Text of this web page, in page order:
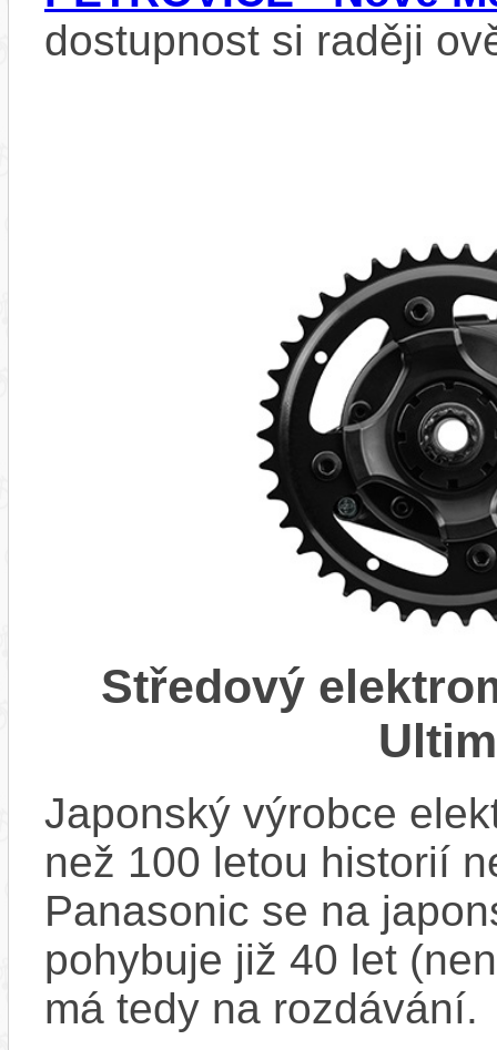
dostupnost si raději
Středový
Japonský výrobce
než 100 letou historií
Panasonic se na
pohybuje již 40 let
má tedy na rozdávání.